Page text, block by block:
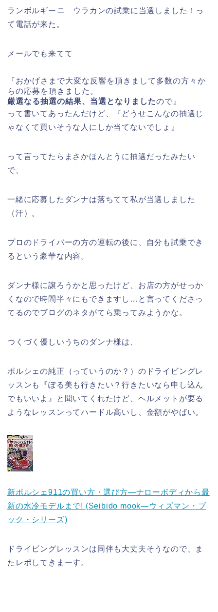
ランボルギーニ ウラカンの試乗に当選しました！っ
て電話が来た。
メールでも来てて
『おかげさまで大変な反響を頂きまして多数の方々か
らの応募を頂き ました。
厳選なる抽選の結果、当選となりましたので』
って書いてあったんだけど、『どうせこんなの抽選じ
ゃなくて買いそうな人にしか当てないでしょ』
って言ってたらまさかほんとうに抽選だったみたい
で、
一緒に応募したダンナは落ちてて私が当選しました
（汗）。
プロのドライバーの方の運転の後に、自分も試乗でき
るという豪華な内容。
ダンナ様に譲ろうかと思ったけど、お店の方がせっか
くなので時間半々にもできますし…と言ってくださっ
てるのでブログのネタがてら乗ってみようかな。
つくづく優しいうちのダンナ様は、
ポルシェの純正（っていうのか？）のドライビングレ
ッスンも『ぽる美も行きたい？行きたいなら申し込ん
でもいいよ』と聞いてくれたけど、ヘルメットが要る
ようなレッスンってハードル高いし、金額がやばい。
新ポルシェ911の買い方・選び方―ナローボディから最
新の水冷モデルまで! (Seibido mook―ウィズマン・ブ
ック・シリーズ)
ドライビングレッスンは同伴も大丈夫そうなので、ま
たレポしてきまーす。